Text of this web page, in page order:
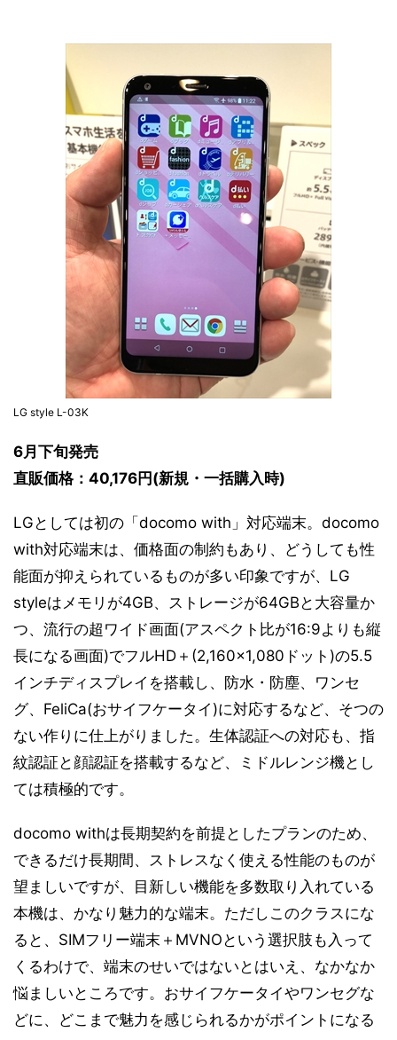
LG style L-03K
6月下旬発売
直販価格：40,176円(新規・一括購入時)
LGとしては初の「docomo with」対応端末。docomo
with対応端末は、価格面の制約もあり、どうしても性
能面が抑えられているものが多い印象ですが、LG
styleはメモリが4GB、ストレージが64GBと大容量か
つ、流行の超ワイド画面(アスペクト比が16:9よりも縦
長になる画面)でフルHD＋(2,160×1,080ドット)の5.5
インチディスプレイを搭載し、防水・防塵、ワンセ
グ、FeliCa(おサイフケータイ)に対応するなど、そつの
ない作りに仕上がりました。生体認証への対応も、指
紋認証と顔認証を搭載するなど、ミドルレンジ機とし
ては積極的です。
docomo withは長期契約を前提としたプランのため、
できるだけ長期間、ストレスなく使える性能のものが
望ましいですが、目新しい機能を多数取り入れている
本機は、かなり魅力的な端末。ただしこのクラスにな
ると、SIMフリー端末＋MVNOという選択肢も入って
くるわけで、端末のせいではないとはいえ、なかなか
悩ましいところです。おサイフケータイやワンセグな
どに、どこまで魅力を感じられるかがポイントになる